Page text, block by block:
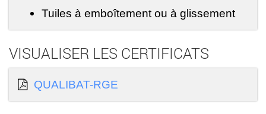
Tuiles à emboîtement ou à glissement
VISUALISER LES CERTIFICATS
QUALIBAT-RGE